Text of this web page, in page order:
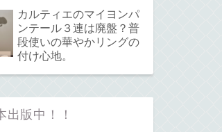
カルティエのマイヨンパ
ンテール３連は廃盤？普
段使いの華やかリングの
付け心地。
出版中！！